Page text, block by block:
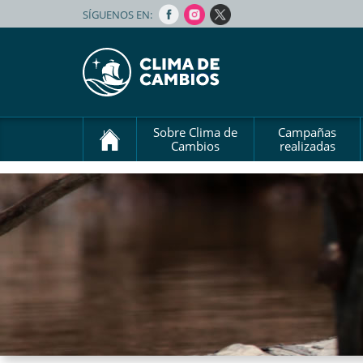
SÍGUENOS EN:
Sobre Clima de
Cambios
Campañas
realizadas